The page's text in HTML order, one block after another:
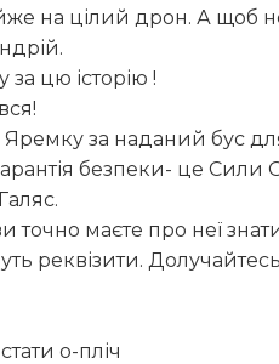
на цілий дрон. А щоб
цю історію !
Яремку за наданий бус
безпеки- це
точно маєте про неї
реквізити.
о-пліч